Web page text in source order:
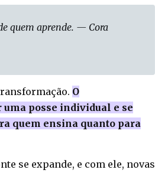
quem aprende. — Cora
O
posse individual e se
quem ensina quanto para
se expande, e com ele, novas